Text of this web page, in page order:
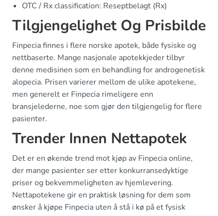
OTC / Rx classification: Reseptbelagt (Rx)
Tilgjengelighet Og Prisbilde
Finpecia finnes i flere norske apotek, både fysiske og
nettbaserte. Mange nasjonale apotekkjeder tilbyr
denne medisinen som en behandling for androgenetisk
alopecia. Prisen varierer mellom de ulike apotekene,
men generelt er Finpecia rimeligere enn
bransjelederne, noe som gjør den tilgjengelig for flere
pasienter.
Trender Innen Nettapotek
Det er en økende trend mot kjøp av Finpecia online,
der mange pasienter ser etter konkurransedyktige
priser og bekvemmeligheten av hjemlevering.
Nettapotekene gir en praktisk løsning for dem som
ønsker å kjøpe Finpecia uten å stå i kø på et fysisk